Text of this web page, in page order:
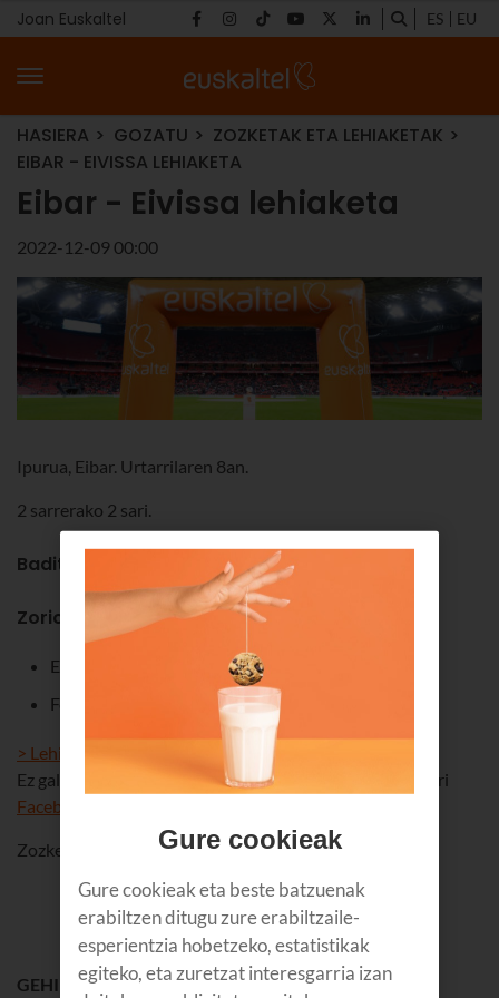
Joan Euskaltel ES EU
HASIERA GOZATU
ZOZKETAK ETA LEHIAKETAK
EIBAR - EIVISSA LEHIAKETA
Eibar - Eivissa lehiaketa
2022-12-09 00:00
Ipurua, Eibar. Urtarrilaren 8an.
2 sarrerako 2 sari.
Baditugu irabazleak!
Zorionak!
Erramune A.
Fernando S.
> Lehiaketaren oinarriak
Ez galdu gure berrikuntzetako bakar bat ere. Jarraitu guri
Facebook-en
Zozketa: abenduak 21.
GEHIEN IRAKURRIENA
Gure cookieak
Gure cookieak eta beste batzuenak
erabiltzen ditugu zure erabiltzaile-
esperientzia hobetzeko, estatistikak
egiteko, eta zuretzat interesgarria izan